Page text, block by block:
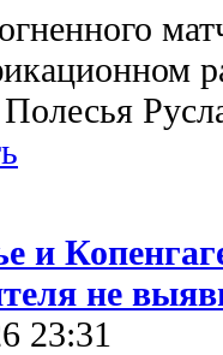
Полесья
и
не
23:31